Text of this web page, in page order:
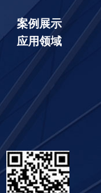
案例展示
应用领域